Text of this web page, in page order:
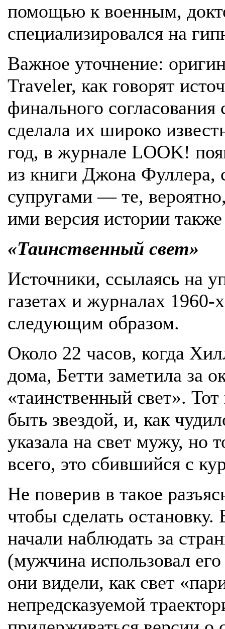
помощью к военным,
специализировался на
Важное уточнение:
Traveler, как говорят
финального
сделала их широко
год, в журнале LOOK!
из книги Джона Фуллера,
супругами — те,
ими версия истории также
«Таинственный свет»
Источники, ссылаясь на
газетах и журналах
следующим образом.
Около 22 часов, когда
дома, Бетти заметила за
«таинственный свет».
быть звездой, и, как
указала на свет мужу, но
всего, это сбившийся с
Не поверив в такое
чтобы сделать
начали наблюдать за
(мужчина использовал
они видели, как свет
непредсказуемой